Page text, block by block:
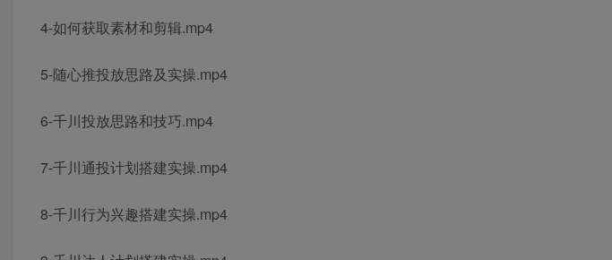
4-如何获取素材和剪辑.mp4
5-随心推投放思路及实操.mp4
6-千川投放思路和技巧.mp4
7-千川通投计划搭建实操.mp4
8-千川行为兴趣搭建实操.mp4